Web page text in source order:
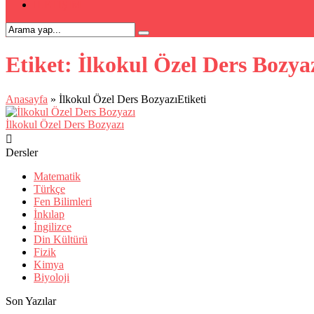
Etiket: İlkokul Özel Ders
Anasayfa » İlkokul Özel Ders BozyazıEtiketi
İlkokul Özel Ders Bozyazı
Dersler
Matematik
Türkçe
Fen Bilimleri
İnkılap
İngilizce
Din Kültürü
Fizik
Kimya
Biyoloji
Son Yazılar